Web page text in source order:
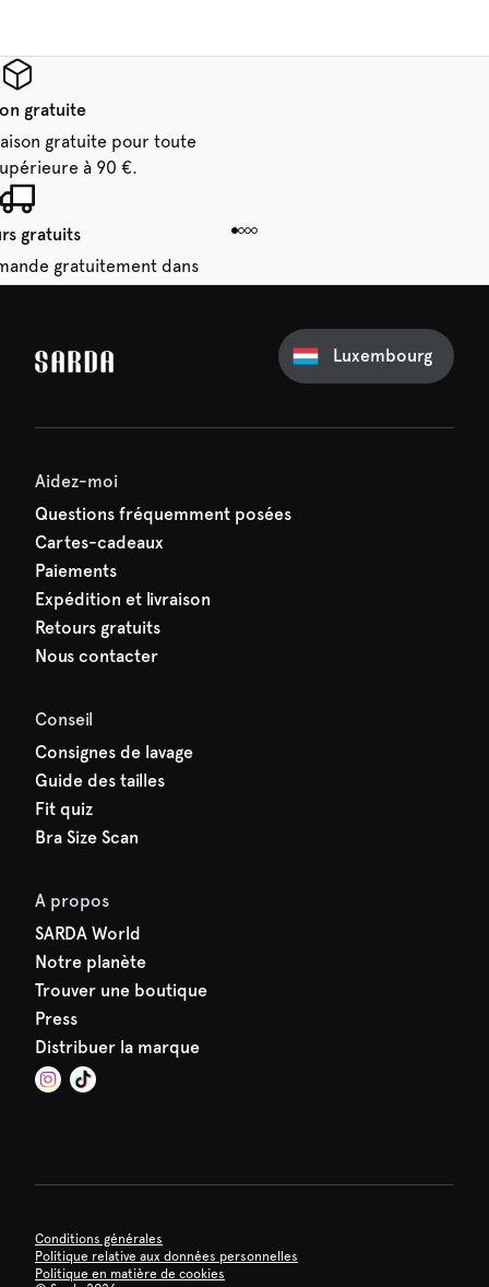
gratuite
gratuite pour toute
à 90 €.
gratuits
gratuitement dans
jours.
commande
Luxembourg
Aidez-moi
Questions fréquemment posées
Cartes-cadeaux
Paiements
Expédition et livraison
Retours gratuits
Nous contacter
Conseil
Consignes de lavage
Guide des tailles
Fit quiz
Bra Size Scan
A propos
SARDA World
Notre planète
Trouver une boutique
Press
Distribuer la marque
Conditions générales
Politique relative aux données personnelles
Politique en matière de cookies